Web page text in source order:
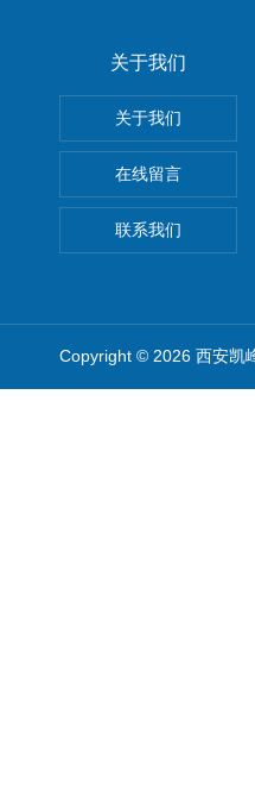
关于我们
关于我们
在线留言
联系我们
Copyright © 2026 西安凯